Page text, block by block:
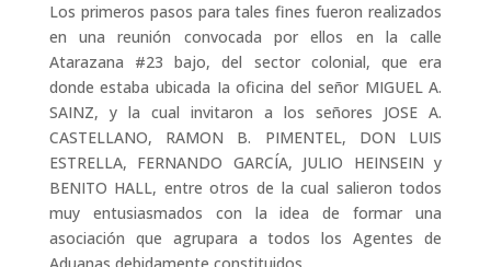
Los primeros pasos para tales fines fueron realizados
en una reunión convocada por ellos en la calle
Atarazana #23 bajo, del sector colonial, que era
donde estaba ubicada Ia oficina del señor MIGUEL A.
SAINZ, y la cual invitaron a los señores JOSE A.
CASTELLANO, RAMON B. PIMENTEL, DON LUIS
ESTRELLA, FERNANDO GARCÍA, JULIO HEINSEIN y
BENITO HALL, entre otros de la cual salieron todos
muy entusiasmados con la idea de formar una
asociación que agrupara a todos los Agentes de